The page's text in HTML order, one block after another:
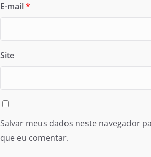
E-mail*
Site
Salvar meus dados neste navegador
que eu comentar.